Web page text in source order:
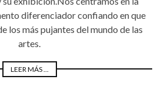
diferenciador confiando en que
los más pujantes del mundo de las
artes.
LEER MÁS ...